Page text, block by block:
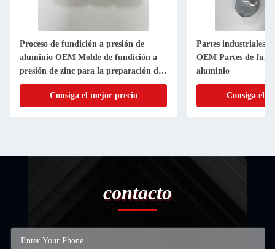
Proceso de fundición a presión de
aluminio OEM Molde de fundición a
presión de zinc para la preparación de
la superficie de desbordaje
Consiga el mejor precio
Partes industriales
OEM Partes de
aluminio
Consiga el
contacto